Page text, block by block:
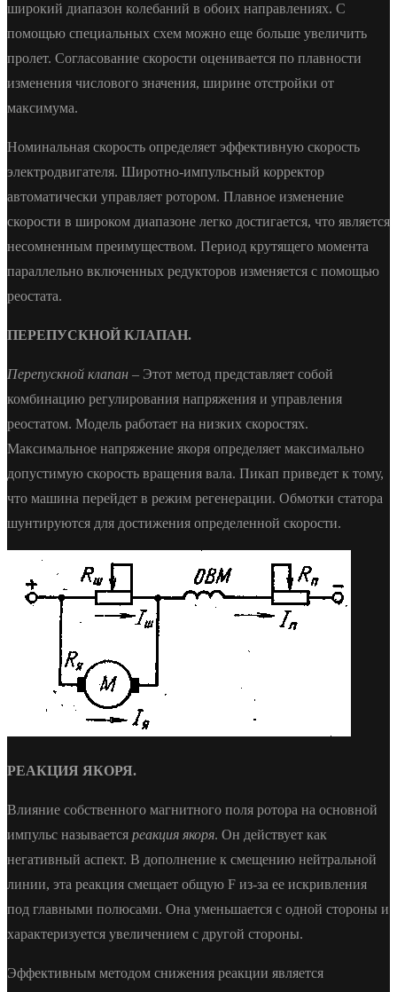
широкий диапазон колебаний в обоих направлениях. С
помощью специальных схем можно еще больше увеличить
пролет. Согласование скорости оценивается по плавности
изменения числового значения, ширине отстройки от
максимума.
Номинальная скорость определяет эффективную скорость
электродвигателя. Широтно-импульсный корректор
автоматически управляет ротором. Плавное изменение
скорости в широком диапазоне легко достигается, что является
несомненным преимуществом. Период крутящего момента
параллельно включенных редукторов изменяется с помощью
реостата.
ПЕРЕПУСКНОЙ КЛАПАН.
Перепускной клапан – Этот метод представляет собой
комбинацию регулирования напряжения и управления
реостатом. Модель работает на низких скоростях.
Максимальное напряжение якоря определяет максимально
допустимую скорость вращения вала. Пикап приведет к тому,
что машина перейдет в режим регенерации. Обмотки статора
шунтируются для достижения определенной скорости.
РЕАКЦИЯ ЯКОРЯ.
Влияние собственного магнитного поля ротора на основной
импульс называется реакция якоря. Он действует как
негативный аспект. В дополнение к смещению нейтральной
линии, эта реакция смещает общую F из-за ее искривления
под главными полюсами. Она уменьшается с одной стороны и
характеризуется увеличением с другой стороны.
Эффективным методом снижения реакции является